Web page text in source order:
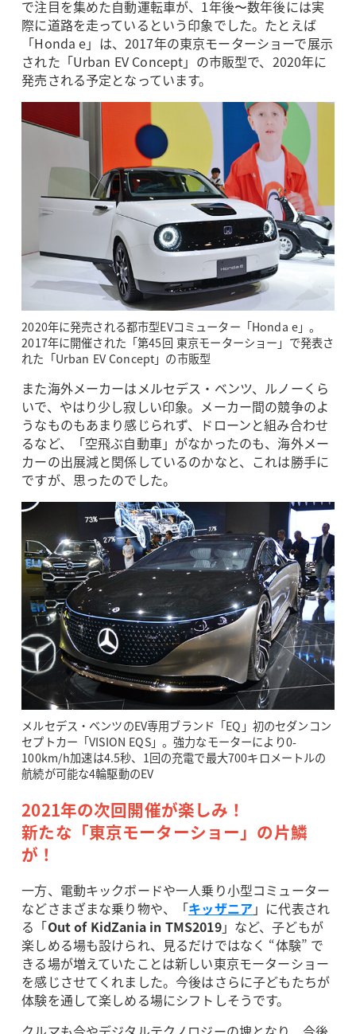
で注目を集めた自動運転車が、1年後〜数年後には実
際に道路を走っているという印象でした。たとえば
「Honda e」は、2017年の東京モーターショーで展示
された「Urban EV Concept」の市販型で、2020年に
発売される予定となっています。
2020年に発売される都市型EVコミューター「Honda e」。
2017年に開催された「第45回 東京モーターショー」で発表さ
れた「Urban EV Concept」の市販型
また海外メーカーはメルセデス・ベンツ、ルノーくら
いで、やはり少し寂しい印象。メーカー間の競争のよ
うなものもあまり感じられず、ドローンと組み合わせ
るなど、「空飛ぶ自動車」がなかったのも、海外メー
カーの出展減と関係しているのかなと、これは勝手に
ですが、思ったのでした。
メルセデス・ベンツのEV専用ブランド「EQ」初のセダンコン
セプトカー「VISION EQS」。強力なモーターにより0-
100km/h加速は4.5秒、1回の充電で最大700キロメートルの
航続が可能な4輪駆動のEV
2021年の次回開催が楽しみ！
新たな「東京モーターショー」の片鱗
が！
一方、電動キックボードや一人乗り小型コミューター
などさまざまな乗り物や、「キッザニア 」に代表され
る「Out of KidZania in TMS2019」など、子どもが
楽しめる場も設けられ、見るだけではなく “体験” で
きる場が増えていたことは新しい東京モーターショー
を感じさせてくれました。今後はさらに子どもたちが
体験を通して楽しめる場にシフトしそうです。